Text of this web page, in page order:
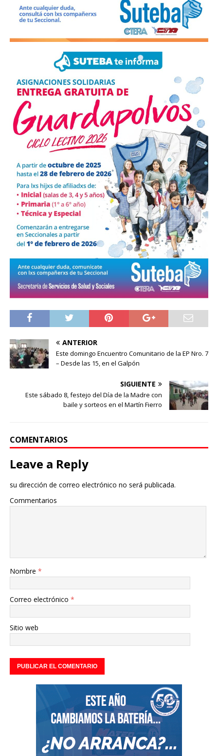
ANTERIOR
Este domingo Encuentro Comunitario de la EP Nro. 7
– Desde las 15, en el Galpón
SIGUIENTE
Este sábado 8, festejo del Día de la Madre con
baile y sorteos en el Martín Fierro
COMENTARIOS
Leave a Reply
su dirección de correo electrónico no será publicada.
Commentarios
Nombre *
Correo electrónico *
Sitio web